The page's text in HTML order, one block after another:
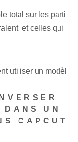
total sur les parti
et celles qui
utiliser un modèl
UN
CAPCUT